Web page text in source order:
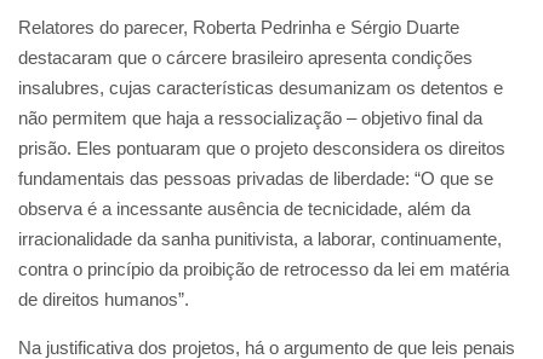
Relatores do parecer, Roberta Pedrinha e Sérgio Duarte
destacaram que o cárcere brasileiro apresenta condições
insalubres, cujas características desumanizam os detentos e
não permitem que haja a ressocialização – objetivo final da
prisão. Eles pontuaram que o projeto desconsidera os direitos
fundamentais das pessoas privadas de liberdade: “O que se
observa é a incessante ausência de tecnicidade, além da
irracionalidade da sanha punitivista, a laborar, continuamente,
contra o princípio da proibição de retrocesso da lei em matéria
de direitos humanos”.
Na justificativa dos projetos, há o argumento de que leis penais